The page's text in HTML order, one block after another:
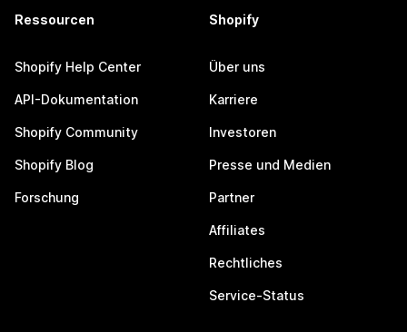
Ressourcen
Shopify Help Center
API-Dokumentation
Shopify Community
Shopify Blog
Forschung
Shopify
Über uns
Karriere
Investoren
Presse und Medien
Partner
Affiliates
Rechtliches
Service-Status